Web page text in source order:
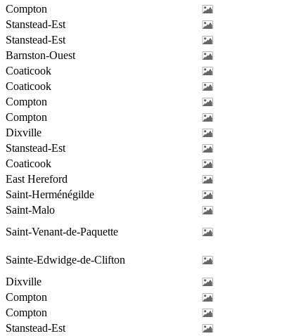
Compton
Stanstead-Est
Stanstead-Est
Barnston-Ouest
Coaticook
Coaticook
Compton
Compton
Dixville
Stanstead-Est
Coaticook
East Hereford
Saint-Herménégilde
Saint-Malo
Saint-Venant-de-Paquette
Sainte-Edwidge-de-Clifton
Dixville
Compton
Compton
Stanstead-Est